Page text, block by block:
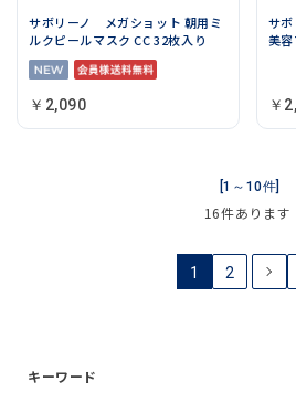
サボリーノ メガショット 朝用ミ
ルクピールマスク CC 32枚入り
￥2,090
サ
美
￥
[1～10件]
16件あります
1 2
キーワード